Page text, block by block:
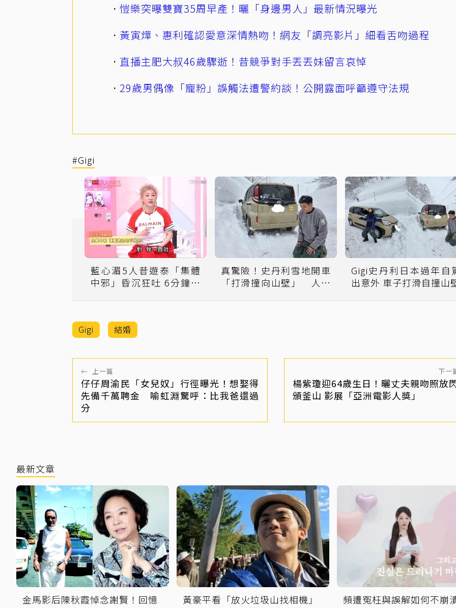
愷樂突曝雙寶35周早產！曬「身邊男人」最新情況曝光
黃寅燁、惠利確認愛意深情熱吻！網友「調亮影片」細看舌吻過程
直播主肥大叔46歲驟逝！昔競爭對手丟丟妹留言哀悼
29歲男偶像「寵粉」誤觸法遭警約談！公開露面呼籲遵守法規
#Gigi
藍心湄5人昔遊泰「集體
中邪」昏沉狂吐 6分鐘車
真驚險！史丹利雪地開車
「打滑撞向山壁」 人車
Gigi史丹利日本過年自
出意外 車子打滑自撞山
Gigi 結婚
← 上一篇
仔仔周渝民「女兒奴」行徑曝光！想娶得
先備千萬聘金 喻虹淵驚呼：比我爸還過
分
下一
楊紫瓊迎64歲生日！曬丈夫親吻照放
頒釜山 影展「亞洲電影人獎」
最新文章
金馬影后陳秋霞悼念謝賢！回憶
黃豪平看「放火垃圾山找相機」
頻遭冤枉與誤解如何不崩